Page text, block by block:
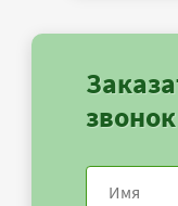
звонок